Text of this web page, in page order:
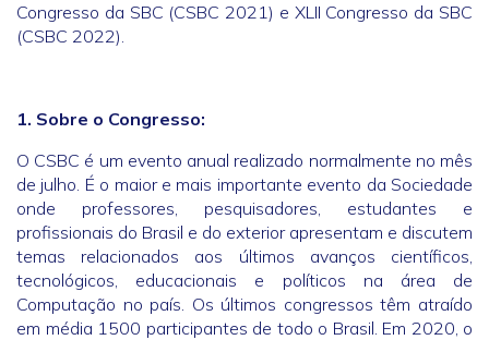
Congresso da SBC (CSBC 2021) e XLII Congresso da SBC
(CSBC 2022).
1. Sobre o Congresso:
O CSBC é um evento anual realizado normalmente no mês
de julho. É o maior e mais importante evento da Sociedade
onde professores, pesquisadores, estudantes e
profissionais do Brasil e do exterior apresentam e discutem
temas relacionados aos últimos avanços científicos,
tecnológicos, educacionais e políticos na área de
Computação no país. Os últimos congressos têm atraído
em média 1500 participantes de todo o Brasil. Em 2020, o